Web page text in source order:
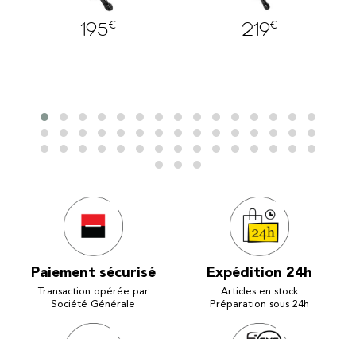
195€ 219€
Paiement sécurisé
Transaction opérée par
Société Générale
Expédition 24h
Articles en stock
Préparation sous 24h